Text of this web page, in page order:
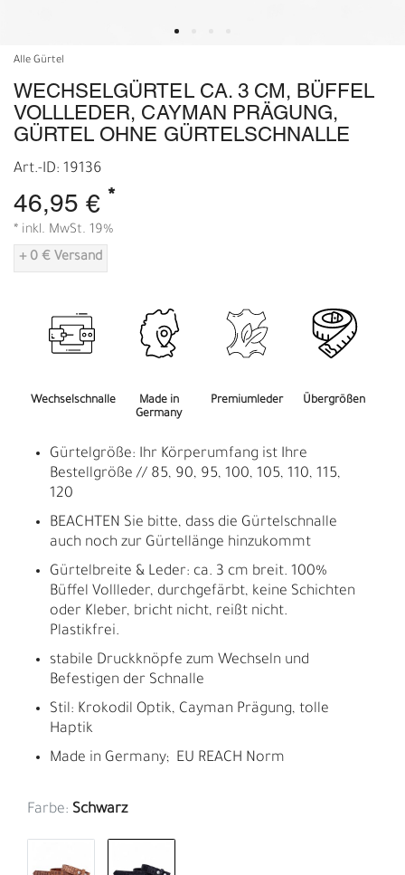
Alle Gürtel
WECHSELGÜRTEL CA. 3 CM, BÜFFEL
VOLLLEDER, CAYMAN PRÄGUNG,
GÜRTEL OHNE GÜRTELSCHNALLE
Art.-ID: 19136
46,95 € *
* inkl. MwSt. 19%
+ 0 € Versand
Wechselschnalle
Made in
Germany
Premiumleder Übergrößen
Gürtelgröße: Ihr Körperumfang ist Ihre
Bestellgröße // 85, 90, 95, 100, 105, 110, 115,
120
BEACHTEN Sie bitte, dass die Gürtelschnalle
auch noch zur Gürtellänge hinzukommt
Gürtelbreite & Leder: ca. 3 cm breit. 100%
Büffel Vollleder, durchgefärbt, keine Schichten
oder Kleber, bricht nicht, reißt nicht.
Plastikfrei.
stabile Druckknöpfe zum Wechseln und
Befestigen der Schnalle
Stil: Krokodil Optik, Cayman Prägung, tolle
Haptik
Made in Germany; EU REACH Norm
Farbe: Schwarz